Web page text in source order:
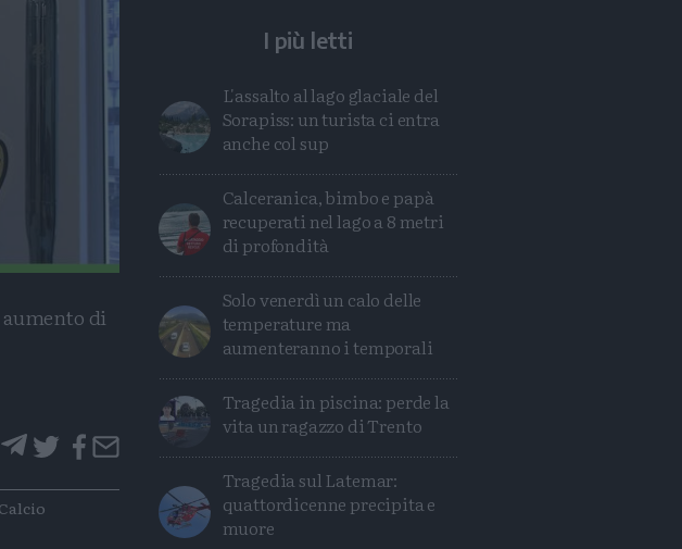
di
articolo
Calcio
I più letti
L'assalto al lago glaciale del
Sorapiss: un turista ci entra
anche col sup
Calceranica, bimbo e papà
recuperati nel lago a 8 metri
di profondità
Solo venerdì un calo delle
temperature ma
aumenteranno i temporali
Tragedia in piscina: perde la
vita un ragazzo di Trento
Tragedia sul Latemar:
quattordicenne precipita e
muore